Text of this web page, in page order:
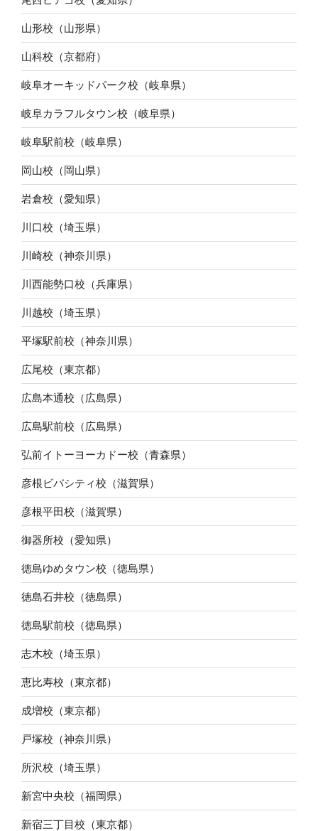
山形校（山形県）
山科校（京都府）
岐阜オーキッドパーク校（岐阜県）
岐阜カラフルタウン校（岐阜県）
岐阜駅前校（岐阜県）
岡山校（岡山県）
岩倉校（愛知県）
川口校（埼玉県）
川崎校（神奈川県）
川西能勢口校（兵庫県）
川越校（埼玉県）
平塚駅前校（神奈川県）
広尾校（東京都）
広島本通校（広島県）
広島駅前校（広島県）
弘前イトーヨーカドー校（青森県）
彦根ビバシティ校（滋賀県）
彦根平田校（滋賀県）
御器所校（愛知県）
徳島ゆめタウン校（徳島県）
徳島石井校（徳島県）
徳島駅前校（徳島県）
志木校（埼玉県）
恵比寿校（東京都）
成増校（東京都）
戸塚校（神奈川県）
所沢校（埼玉県）
新宮中央校（福岡県）
新宿三丁目校（東京都）